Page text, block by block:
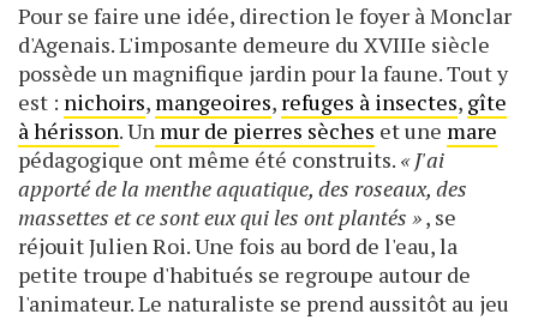
Pour se faire une idée, direction le foyer à Monclar
d'Agenais. L'imposante demeure du XVIIIe siècle
possède un magnifique jardin pour la faune. Tout y
est : nichoirs, mangeoires, refuges à insectes, gîte
à hérisson. Un mur de pierres sèches et une mare
pédagogique ont même été construits. « J'ai
apporté de la menthe aquatique, des roseaux, des
massettes et ce sont eux qui les ont plantés », se
réjouit Julien Roi. Une fois au bord de l'eau, la
petite troupe d'habitués se regroupe autour de
l'animateur. Le naturaliste se prend aussitôt au jeu